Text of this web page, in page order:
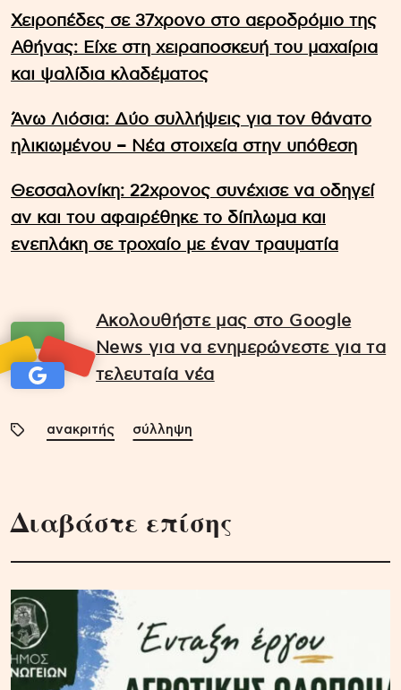
Χειροπέδες σε 37χρονο στο αεροδρόμιο της
Αθήνας: Είχε στη χειραποσκευή του μαχαίρια
και ψαλίδια κλαδέματος
Άνω Λιόσια: Δύο συλλήψεις για τον θάνατο
ηλικιωμένου – Νέα στοιχεία στην υπόθεση
Θεσσαλονίκη: 22χρονος συνέχισε να οδηγεί
αν και του αφαιρέθηκε το δίπλωμα και
ενεπλάκη σε τροχαίο με έναν τραυματία
Ακολουθήστε μας στο Google
News για να ενημερώνεστε για τα
τελευταία νέα
ανακριτής σύλληψη
Διαβάστε επίσης